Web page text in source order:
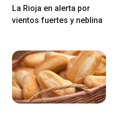
La Rioja en alerta por
vientos fuertes y neblina